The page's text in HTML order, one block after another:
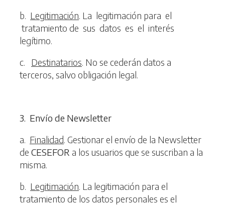
b. Legitimación. La legitimación para el
tratamiento de sus datos es el interés
legítimo.
c. Destinatarios. No se cederán datos a
terceros, salvo obligación legal.
3. Envío de Newsletter
a. Finalidad. Gestionar el envío de la Newsletter
de CESEFOR a los usuarios que se suscriban a la
misma.
b. Legitimación. La legitimación para el
tratamiento de los datos personales es el